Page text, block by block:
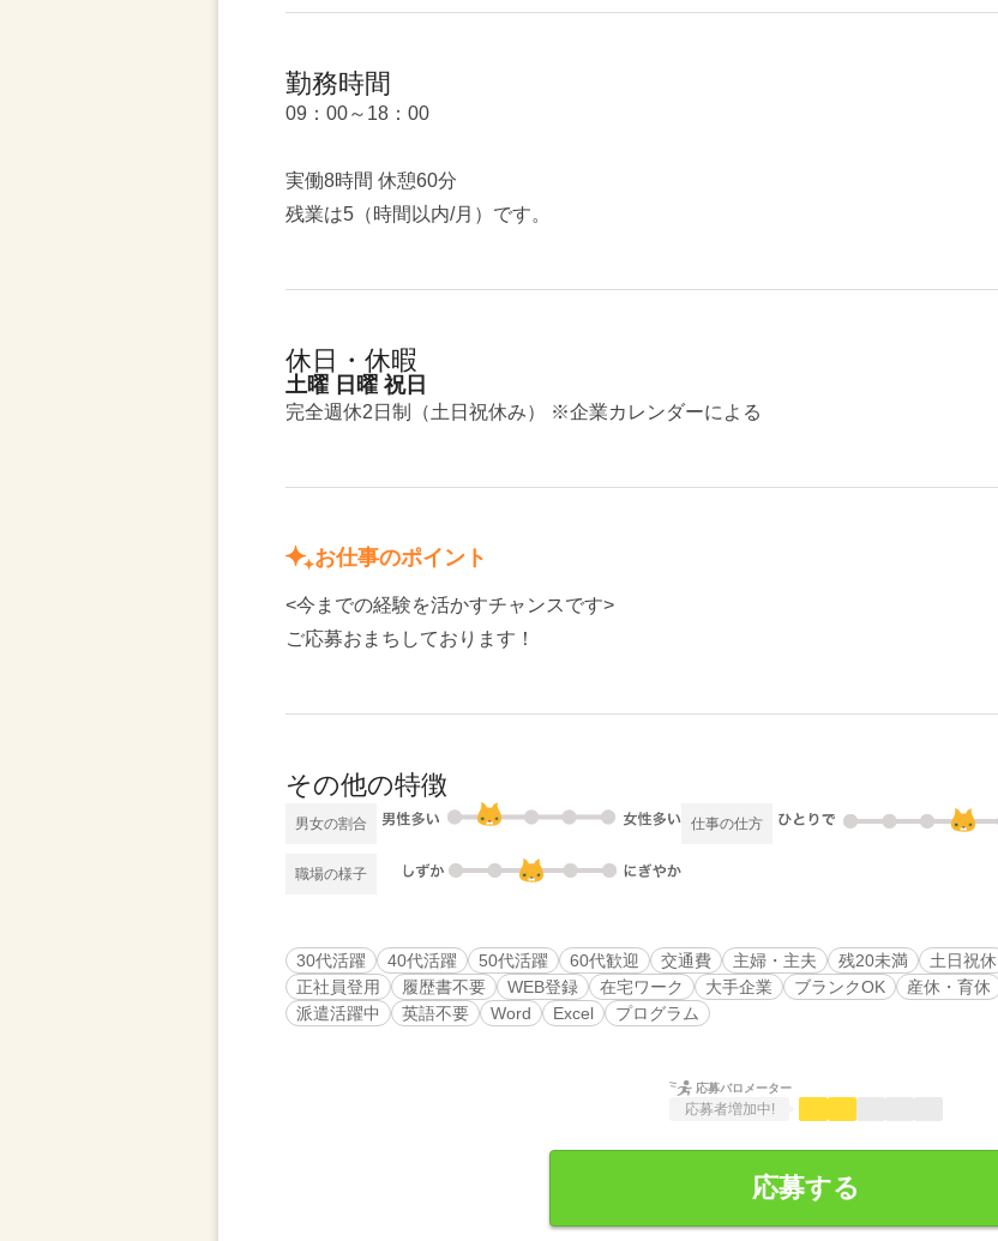
勤務時間
09：00～18：00
実働8時間 休憩60分
残業は5（時間以内/月）です。
休日・休暇
土曜 日曜 祝日
完全週休2日制（土日祝休み） ※企業カレンダーによる
お仕事のポイント
<今までの経験を活かすチャンスです>
ご応募おまちしております！
その他の特徴
男女の割合 仕事の仕方
職場の様子
30代活躍 40代活躍 50代活躍 60代歓迎 交通費 主婦・主夫 残20未満 土日祝休
正社員登用
履歴書不要 WEB登録 在宅ワーク 大手企業 ブランクOK 産休・育休
派遣活躍中
英語不要 Word Excel プログラム
応募バロメーター
応募者増加中!
応募する